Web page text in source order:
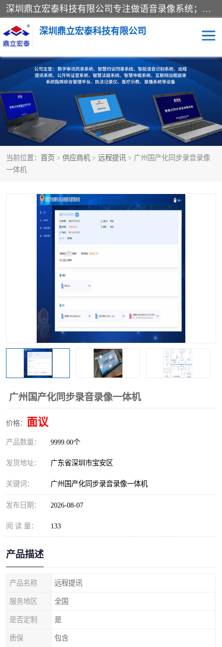
深圳鼎立宏泰科技有限公司专注做语音录像系统；主要服务有：约谈室同步录音录像系统、设计数字询问同步录音录像、数字约谈室同步录音录像、公开听证室、智慧庭审、智能语音识别转写、远程提讯（提审）、记录仪、远程指挥综合管理平台、录播系统等
深圳鼎立宏泰科技有限公司
当前位置： 首页 > 供应商机 > 远程提讯 > 广州国产化同步录音录像
一体机
广州国产化同步录音录像一体机
价格： 面议
产品数量： 9999.00个
发货地址： 广东省深圳市宝安区
关键词： 广州国产化同步录音录像一体机
发布日期： 2026-08-07
阅 读 量： 133
产品描述
产品名称 远程提讯
服务地区 全国
是否定制 是
质保 包含
同步录音录像设备 便携式审讯设备
数字法庭 听证室
远程提讯 语音识别